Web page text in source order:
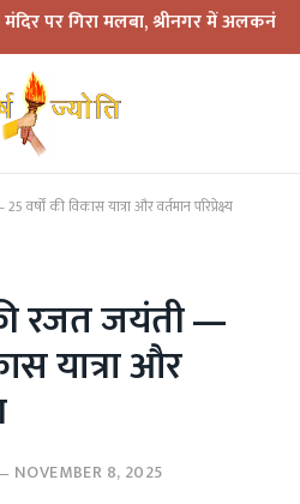
गिरा मलबा, श्रीनगर में अलकनंदा का
वर्षों की विकास यात्रा और वर्तमान परिप्रेक्ष्य
रजत जयंती —
यात्रा और
NOVEMBER 8, 2025